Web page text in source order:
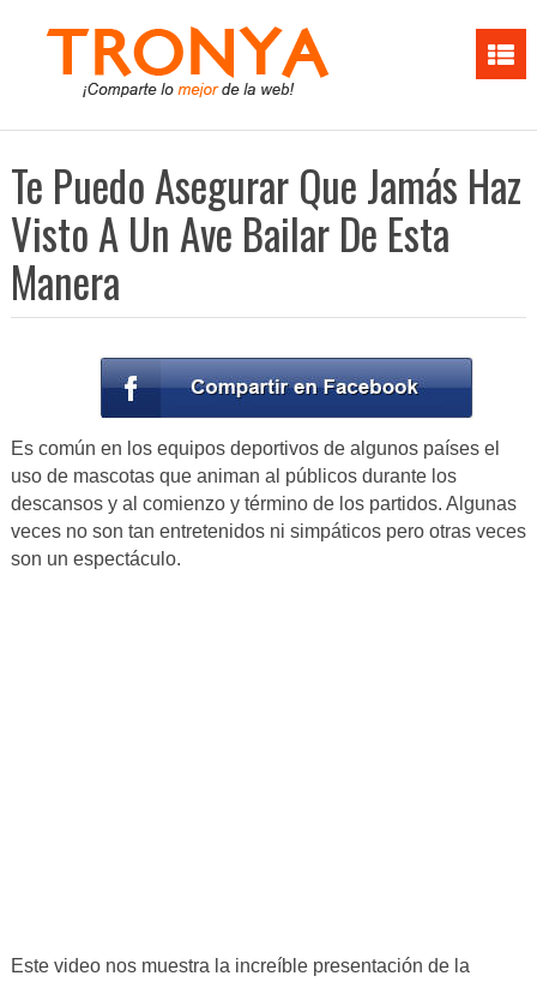
Te Puedo Asegurar Que Jamás Haz
Visto A Un Ave Bailar De Esta
Manera
Es común en los equipos deportivos de algunos países el
uso de mascotas que animan al públicos durante los
descansos y al comienzo y término de los partidos. Algunas
veces no son tan entretenidos ni simpáticos pero otras veces
son un espectáculo.
Este video nos muestra la increíble presentación de la